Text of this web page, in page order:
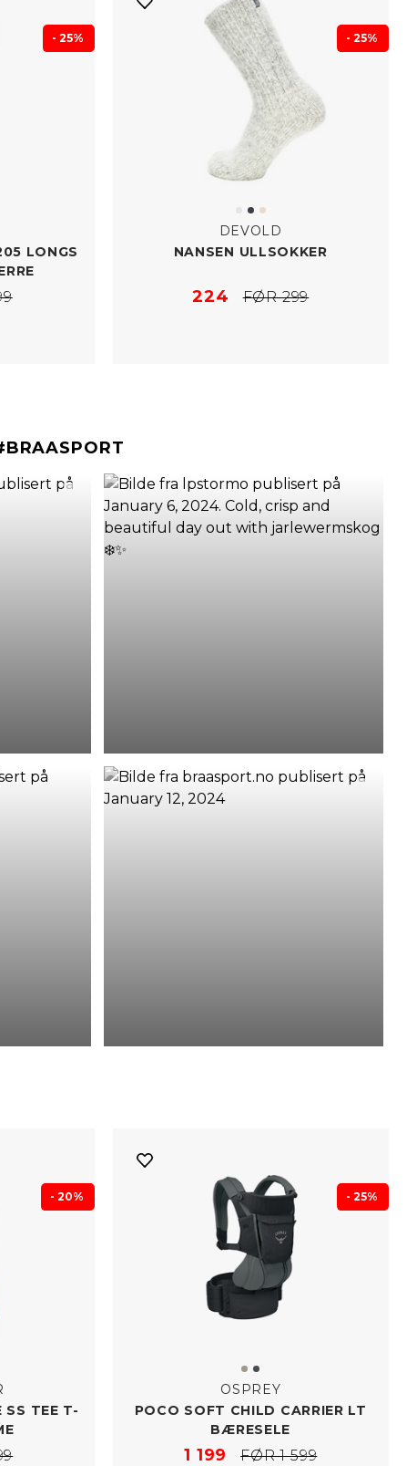
- 25%
LONGS
- 25%
DEVOLD
NANSEN ULLSOKKER
224 FØR 299
- 20%
SS TEE T-​
- 25%
OSPREY
POCO SOFT CHILD CARRIER LT
BÆRESELE
1 199 FØR 1 599